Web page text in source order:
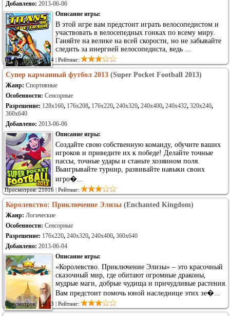
Добавлено: 2013-06-06
Описание игры:
В этой игре вам предстоит играть велосопедистом и
участвовать в велосепедных гонках по всему миру.
Ганяйте на велике на всей скорости, но не забывайте
следить за инергией велосопедиста, ведь ...
Просмотров: 30114 | Рейтинг:
Супер карманный футбол 2013 (Super Pocket Football 2013)
Жанр: Спортивные
Особенности: Сенсорные
Разрешение: 128x160, 176x208, 176x220, 240x320, 240x400, 240x432, 320x240,
360x640
Добавлено: 2013-06-06
Описание игры:
Создайте свою собственную команду, обучите ваших
игроков и приведите их к победе! Делайте точные
пассы, точные удары и станьте хозяином поля.
Выигрывайте турнир, развивайте навыки своих
игро�...
Просмотров: 21016 | Рейтинг:
Королевство: Приключение Элизы (Enchanted Kingdom)
Жанр: Логические
Особенности: Сенсорные
Разрешение: 176x220, 240x320, 240x400, 360x640
Добавлено: 2013-06-04
Описание игры:
«Королевство. Приключение Элизы» – это красочный
сказочный мир, где обитают огромные драконы,
мудрые маги, добрые чудища и причудливые растения.
Вам предстоит помочь юной наследнице этих зе�...
Просмотров: 14613 | Рейтинг: